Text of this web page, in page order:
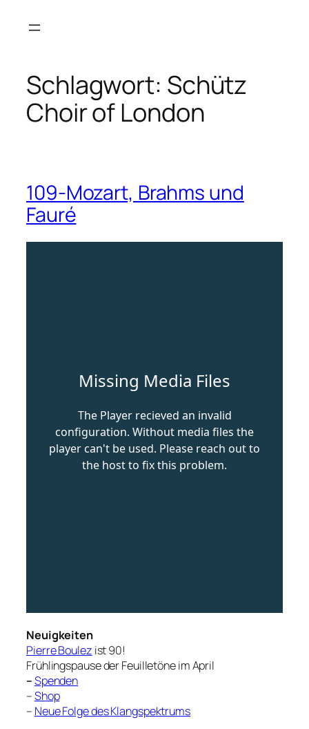
Inhalt
Schlagwort: Schütz
Choir of London
109-Mozart, Brahms und
Fauré
Neuigkeiten
Pierre Boulez ist 90!
Frühlingspause der Feuilletöne im April
–Spenden
–Shop
– Neue Folge des Klangspektrums